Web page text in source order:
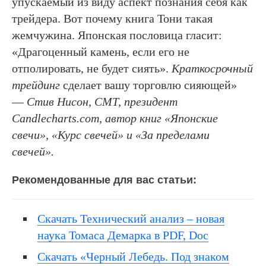
трейдера. Вот почему книга Тони такая
жемчужина. Японская пословица гласит:
«Драгоценный камень, если его не
отполировать, не будет сиять». Краткосрочный
трейдинг сделает вашу торговлю сияющей»
— Стив Нисон, CMT, президент
Candlecharts.com, автор книг «Японские
свечи», «Курс свечей» и «За пределами
свечей».
Рекомендованные для вас статьи:
Скачать Технический анализ – новая
наука Томаса Демарка в PDF, Doc
Скачать «Черный Лебедь. Под знаком